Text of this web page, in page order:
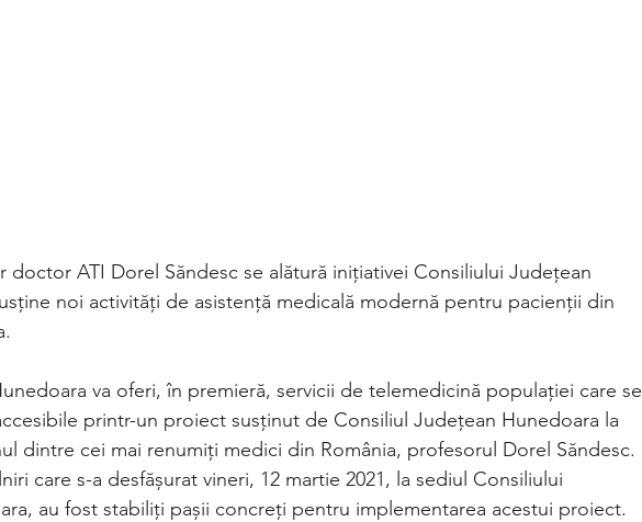
doctor ATI Dorel Săndesc se alătură inițiativei Consiliului Județean
noi activități de asistență medicală modernă pentru pacienții din
va oferi, în premieră, servicii de telemedicină populației care se
printr-un proiect susținut de Consiliul Județean Hunedoara la
dintre cei mai renumiți medici din România, profesorul Dorel Săndesc.
care s-a desfășurat vineri, 12 martie 2021, la sediul Consiliului
au fost stabiliți pașii concreți pentru implementarea acestui proiect.